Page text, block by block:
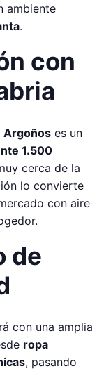
ambiente
.
con
Argoños es un
1.500
cerca de la
lo convierte
con aire
de
con una amplia
ropa
, pasando